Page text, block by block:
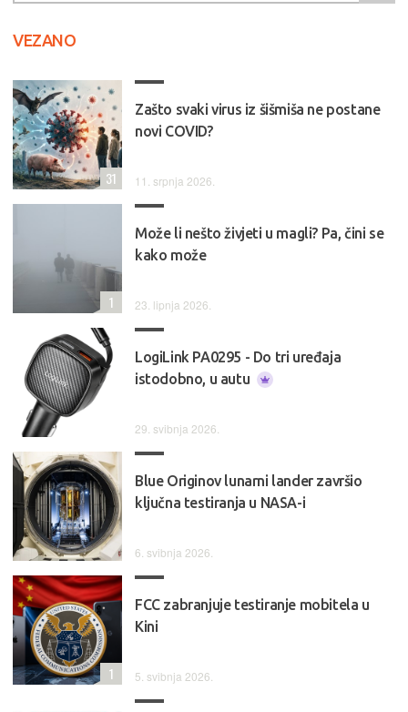
VEZANO
Zašto svaki virus iz šišmiša ne postane
novi COVID?
11. srpnja 2026.
31
Može li nešto živjeti u magli? Pa, čini se
kako može
23. lipnja 2026.
1
LogiLink PA0295 - Do tri uređaja
istodobno, u autu
29. svibnja 2026.
Blue Originov lunarni lander završio
ključna testiranja u NASA-i
6. svibnja 2026.
FCC zabranjuje testiranje mobitela u
Kini
5. svibnja 2026.
1